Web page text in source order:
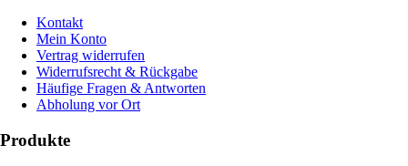
Kontakt
Mein Konto
Vertrag widerrufen
Widerrufsrecht & Rückgabe
Häufige Fragen & Antworten
Abholung vor Ort
Produkte